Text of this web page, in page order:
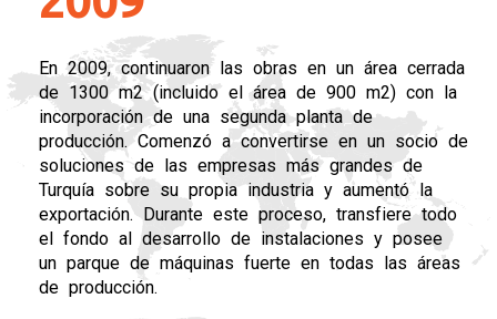
En 2009, continuaron las obras en un área cerrada
de 1300 m2 (incluido el área de 900 m2) con la
incorporación de una segunda planta de
producción. Comenzó a convertirse en un socio de
soluciones de las empresas más grandes de
Turquía sobre su propia industria y aumentó la
exportación. Durante este proceso, transfiere todo
el fondo al desarrollo de instalaciones y posee
un parque de máquinas fuerte en todas las áreas
de producción.